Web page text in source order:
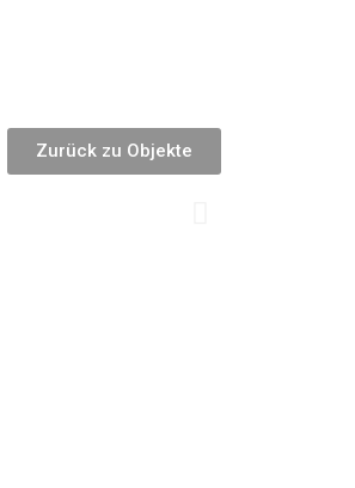
Zurück zu Objekte